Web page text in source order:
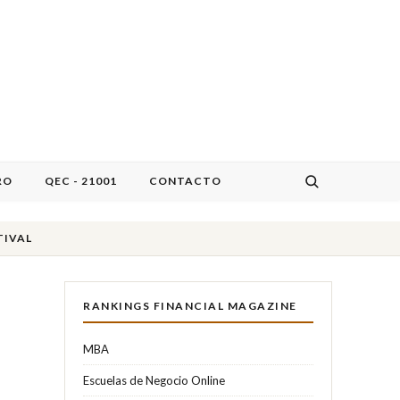
QEC - 21001 CONTACTO
RANKINGS FINANCIAL MAGAZINE
MBA
Escuelas de Negocio Online